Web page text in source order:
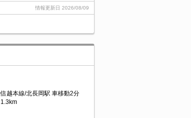
情報更新日 2026/08/09
信越本線/北長岡駅 車移動2分
1.3km